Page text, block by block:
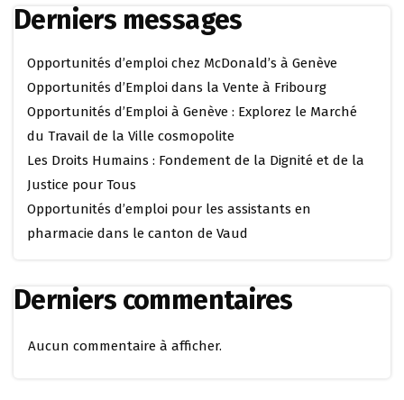
Derniers messages
Opportunités d’emploi chez McDonald’s à Genève
Opportunités d’Emploi dans la Vente à Fribourg
Opportunités d’Emploi à Genève : Explorez le Marché
du Travail de la Ville cosmopolite
Les Droits Humains : Fondement de la Dignité et de la
Justice pour Tous
Opportunités d’emploi pour les assistants en
pharmacie dans le canton de Vaud
Derniers commentaires
Aucun commentaire à afficher.